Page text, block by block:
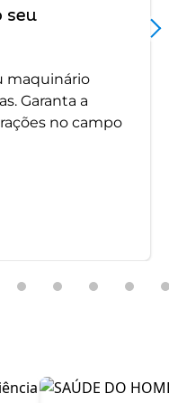
seu
maquinário
Garanta a
no campo